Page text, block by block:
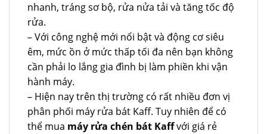
nhanh, tráng sơ bộ, rửa nửa tải và tăng tốc độ
rửa.
– Với công nghệ mới nổi bật và động cơ siêu
êm, mức ồn ở mức thấp tối đa nên bạn không
cần phải lo lắng gia đình bị làm phiền khi vận
hành máy.
– Hiện nay trên thị trường có rất nhiều đơn vị
phân phối máy rửa bát Kaff. Tuy nhiên để có
thể mua máy rửa chén bát Kaffvới giá rẻ